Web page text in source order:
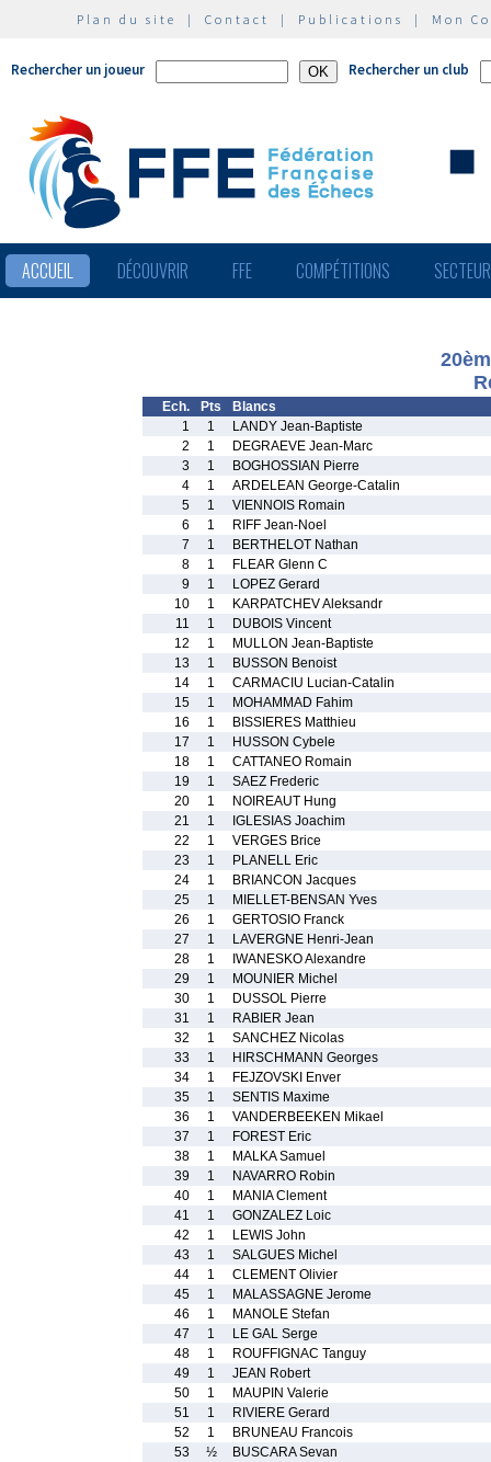
Plan du site | Contact | Publications | Mon
Rechercher un joueur Rechercher un club
ACCUEIL DÉCOUVRIR FFE COMPÉTITIONS
Ech. Pts
Blancs
1
1
LANDY Jean-Baptiste
2
1
DEGRAEVE Jean-Marc
3
1
BOGHOSSIAN Pierre
4
1
ARDELEAN George-Catalin
5
1
VIENNOIS Romain
6
1
RIFF Jean-Noel
7
1
BERTHELOT Nathan
8
1
FLEAR Glenn C
9
1
LOPEZ Gerard
10
1
KARPATCHEV Aleksandr
11
1
DUBOIS Vincent
12
1
MULLON Jean-Baptiste
13
1
BUSSON Benoist
14
1
CARMACIU Lucian-Catalin
15
1
MOHAMMAD Fahim
16
1
BISSIERES Matthieu
17
1
HUSSON Cybele
18
1
CATTANEO Romain
19
1
SAEZ Frederic
20
1
NOIREAUT Hung
21
1
IGLESIAS Joachim
22
1
VERGES Brice
23
1
PLANELL Eric
24
1
BRIANCON Jacques
25
1
MIELLET-BENSAN Yves
26
1
GERTOSIO Franck
27
1
LAVERGNE Henri-Jean
28
1
IWANESKO Alexandre
29
1
MOUNIER Michel
30
1
DUSSOL Pierre
31
1
RABIER Jean
32
1
SANCHEZ Nicolas
33
1
HIRSCHMANN Georges
34
1
FEJZOVSKI Enver
35
1
SENTIS Maxime
36
1
VANDERBEEKEN Mikael
37
1
FOREST Eric
38
1
MALKA Samuel
39
1
NAVARRO Robin
40
1
MANIA Clement
41
1
GONZALEZ Loic
42
1
LEWIS John
43
1
SALGUES Michel
44
1
CLEMENT Olivier
45
1
MALASSAGNE Jerome
46
1
MANOLE Stefan
47
1
LE GAL Serge
48
1
ROUFFIGNAC Tanguy
49
1
JEAN Robert
50
1
MAUPIN Valerie
51
1
RIVIERE Gerard
52
1
BRUNEAU Francois
53
½
BUSCARA Sevan